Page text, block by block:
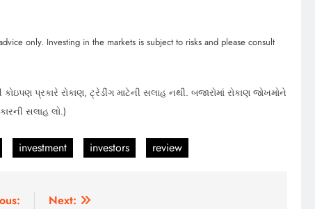
only. Investing in the markets is subject to risks and please consult
પ્રકારે રોકાણ, ટ્રેડીંગ માટેની સલાહ નથી. બજારોમાં રોકાણ જોખમોને
સલાહ લો.)
investment investors review
Next: